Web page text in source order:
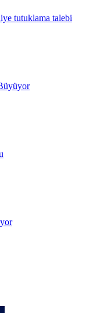
tutuklama talebi